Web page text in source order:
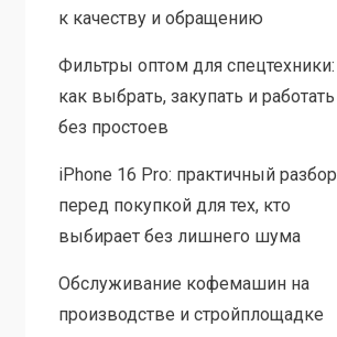
к качеству и обращению
Фильтры оптом для спецтехники:
как выбрать, закупать и работать
без простоев
iPhone 16 Pro: практичный разбор
перед покупкой для тех, кто
выбирает без лишнего шума
Обслуживание кофемашин на
производстве и стройплощадке